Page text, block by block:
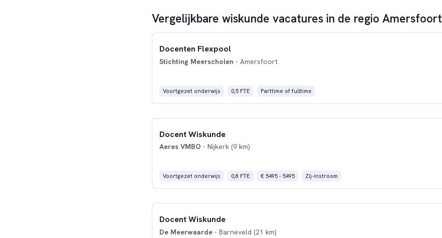
Vergelijkbare wiskunde vacatures in de regio Amersfoort
Docenten Flexpool
Stichting Meerscholen - Amersfoort
Voortgezet onderwijs 0,5 FTE Parttime of fulltime
Docent Wiskunde
Aeres VMBO - Nijkerk (9 km)
Voortgezet onderwijs 0,8 FTE € 5495 - 5495 Zij-instroom
Docent Wiskunde
De Meerwaarde- Barneveld (21 km)